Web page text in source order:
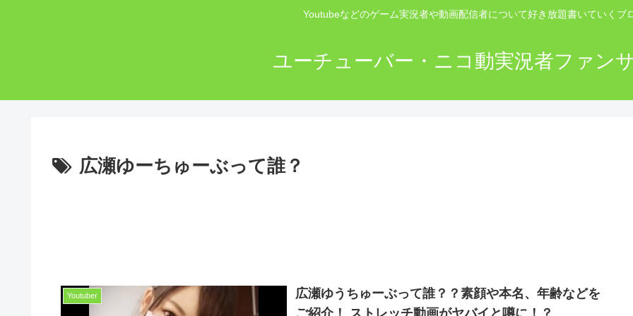
Youtubeなどのゲーム実況者や動画配信者について好き放題書いていくブ
ユーチューバー・ニコ動実況者ファン
広瀬ゆーちゅーぶって誰？
Youtuber
広瀬ゆうちゅーぶって誰？？素顔や本名、年齢などを